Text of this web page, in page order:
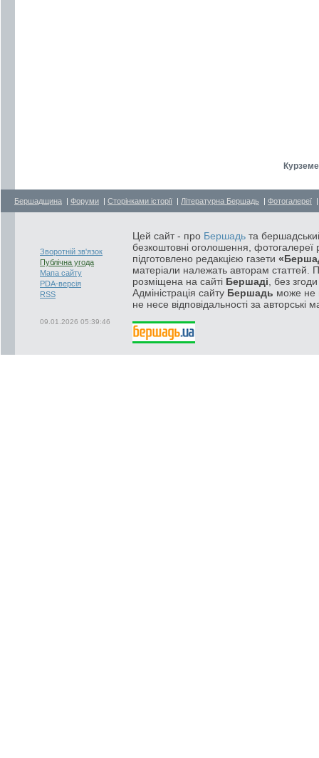
Бершадщина | Форуми | Сторінками історії | Літературна Бершадь | Фотогалереї
Зворотній зв'язок
Публічна угода
Мапа сайту
PDA-версія
RSS
09.01.2026 05:39:46
Цей сайт - про Бершадь та
безкоштовні оголошення, фотогалереї
підготовлено редакцією газети
матеріали належать авторам статтей.
розміщена на сайті Бершаді , без
Адміністрація сайту Бершадь може не
не несе відповідальності за авторські